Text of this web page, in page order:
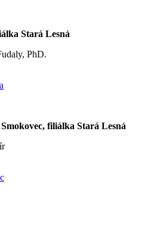
Stará Lesná
PhD.
filiálka Stará Lesná